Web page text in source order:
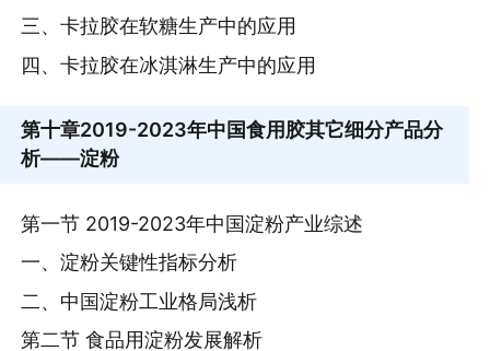
三、卡拉胶在软糖生产中的应用
四、卡拉胶在冰淇淋生产中的应用
第十章2019-2023年中国食用胶其它细分产品分
析——淀粉
第一节 2019-2023年中国淀粉产业综述
一、淀粉关键性指标分析
二、中国淀粉工业格局浅析
第二节 食品用淀粉发展解析